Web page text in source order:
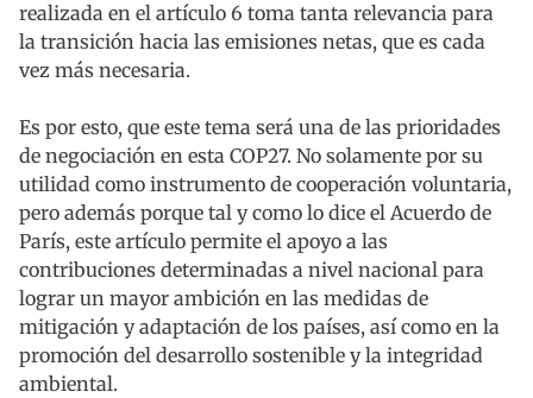
realizada en el artículo 6 toma tanta relevancia para
la transición hacia las emisiones netas, que es cada
vez más necesaria.
Es por esto, que este tema será una de las prioridades
de negociación en esta COP27. No solamente por su
utilidad como instrumento de cooperación voluntaria,
pero además porque tal y como lo dice el Acuerdo de
París, este artículo permite el apoyo a las
contribuciones determinadas a nivel nacional para
lograr un mayor ambición en las medidas de
mitigación y adaptación de los países, así como en la
promoción del desarrollo sostenible y la integridad
ambiental.